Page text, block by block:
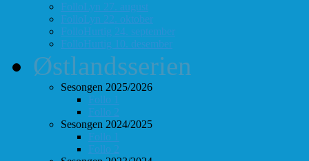
FolloLyn 27. august
FolloLyn 22. oktober
FolloHurtig 24. september
FolloHurtig 10. desember
Østlandsserien
Sesongen 2025/2026
Follo 1
Follo 2
Sesongen 2024/2025
Follo 1
Follo 2